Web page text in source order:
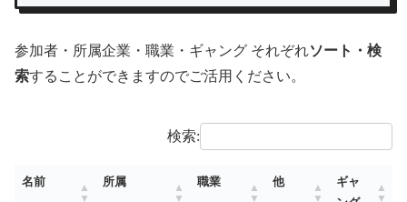
参加者・所属企業・職業・ギャング それぞれソート・検
索することができますのでご活用ください。
検索:
名前 所属 職業 他
ギャ